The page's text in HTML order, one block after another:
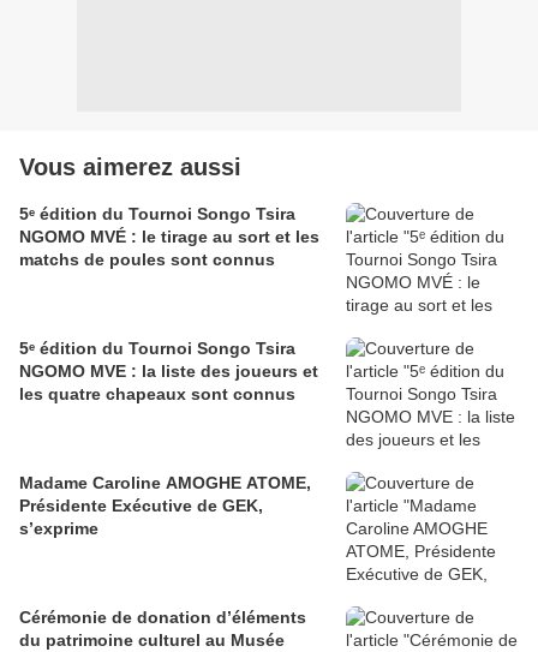
Vous aimerez aussi
5ᵉ édition du Tournoi Songo Tsira
NGOMO MVÉ : le tirage au sort et les
matchs de poules sont connus
5ᵉ édition du Tournoi Songo Tsira
NGOMO MVE : la liste des joueurs et
les quatre chapeaux sont connus
Madame Caroline AMOGHE ATOME,
Présidente Exécutive de GEK,
s’exprime
Cérémonie de donation d’éléments
du patrimoine culturel au Musée